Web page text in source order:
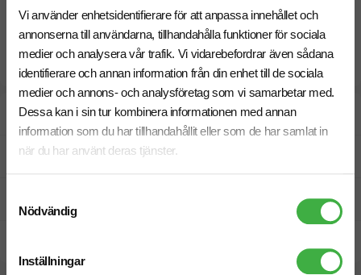
Vi använder enhetsidentifierare för att anpassa innehållet och
annonserna till användarna, tillhandahålla funktioner för sociala
medier och analysera vår trafik. Vi vidarebefordrar även sådana
identifierare och annan information från din enhet till de sociala
medier och annons- och analysföretag som vi samarbetar med.
Dessa kan i sin tur kombinera informationen med annan
information som du har tillhandahållit eller som de har samlat in
när du har använt deras tjänster.
Nödvändig
Inställningar
Designskiss inom 1 h
Fri offert